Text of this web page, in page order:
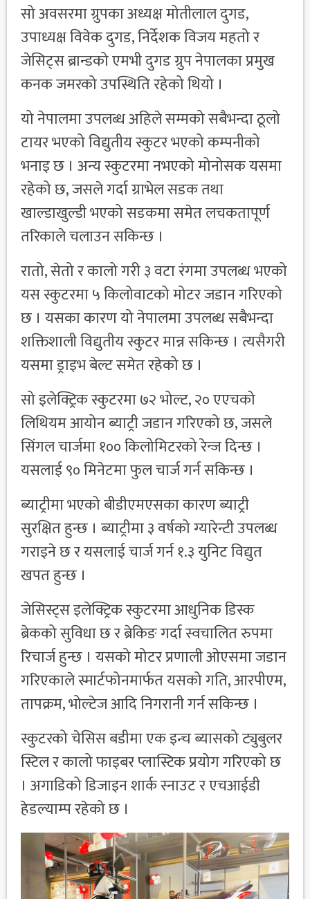
सो अवसरमा ग्रुपका अध्यक्ष मोतीलाल दुगड,
उपाध्यक्ष विवेक दुगड, निर्देशक विजय महतो र
जेसिट्स ब्रान्डको एमभी दुगड ग्रुप नेपालका प्रमुख
कनक जमरको उपस्थिति रहेको थियो ।
यो नेपालमा उपलब्ध अहिले सम्मको सबैभन्दा ठूलो
टायर भएको विद्युतीय स्कुटर भएको कम्पनीको
भनाइ छ । अन्य स्कुटरमा नभएको मोनोसक यसमा
रहेको छ, जसले गर्दा ग्राभेल सडक तथा
खाल्डाखुल्डी भएको सडकमा समेत लचकतापूर्ण
तरिकाले चलाउन सकिन्छ ।
रातो, सेतो र कालो गरी ३ वटा रंगमा उपलब्ध भएको
यस स्कुटरमा ५ किलोवाटको मोटर जडान गरिएको
छ । यसका कारण यो नेपालमा उपलब्ध सबैभन्दा
शक्तिशाली विद्युतीय स्कुटर मान्न सकिन्छ । त्यसैगरी
यसमा ड्राइभ बेल्ट समेत रहेको छ ।
सो इलेक्ट्रिक स्कुटरमा ७२ भोल्ट, २० एएचको
लिथियम आयोन ब्याट्री जडान गरिएको छ, जसले
सिंगल चार्जमा १०० किलोमिटरको रेन्ज दिन्छ ।
यसलाई ९० मिनेटमा फुल चार्ज गर्न सकिन्छ ।
ब्याट्रीमा भएको बीडीएमएसका कारण ब्याट्री
सुरक्षित हुन्छ । ब्याट्रीमा ३ वर्षको ग्यारेन्टी उपलब्ध
गराइने छ र यसलाई चार्ज गर्न १.३ युनिट विद्युत
खपत हुन्छ ।
जेसिस्ट्स इलेक्ट्रिक स्कुटरमा आधुनिक डिस्क
ब्रेकको सुविधा छ र ब्रेकिङ गर्दा स्वचालित रुपमा
रिचार्ज हुन्छ । यसको मोटर प्रणाली ओएसमा जडान
गरिएकाले स्मार्टफोनमार्फत यसको गति, आरपीएम,
तापक्रम, भोल्टेज आदि निगरानी गर्न सकिन्छ ।
स्कुटरको चेसिस बडीमा एक इन्च ब्यासको ट्युबुलर
स्टिल र कालो फाइबर प्लास्टिक प्रयोग गरिएको छ
। अगाडिको डिजाइन शार्क स्नाउट र एचआईडी
हेडल्याम्प रहेको छ ।